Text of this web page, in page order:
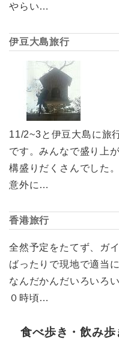
やらい…
伊豆大島旅行
11/2~3と伊豆大島に旅
です。みんなで盛り上
構盛りだくさんでした
意外に…
香港旅行
全然予定をたてず、ガ
ばったりで現地で適当
なんだかんだいろいろ
０時頃…
食べ歩き・飲み